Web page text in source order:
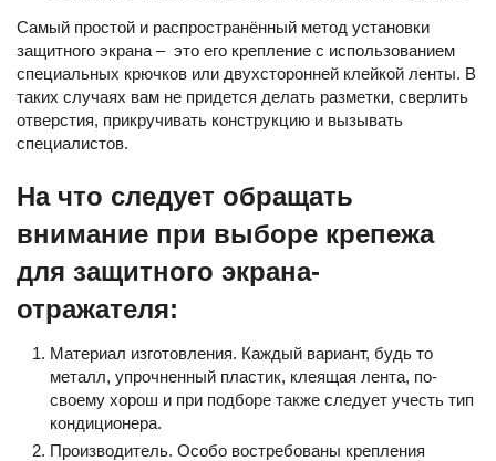
Самый простой и распространённый метод установки
защитного экрана – это его крепление с использованием
специальных крючков или двухсторонней клейкой ленты. В
таких случаях вам не придется делать разметки, сверлить
отверстия, прикручивать конструкцию и вызывать
специалистов.
На что следует обращать
внимание при выборе крепежа
для защитного экрана-
отражателя:
Материал изготовления. Каждый вариант, будь то
металл, упрочненный пластик, клеящая лента, по-
своему хорош и при подборе также следует учесть тип
кондиционера.
Производитель. Особо востребованы крепления